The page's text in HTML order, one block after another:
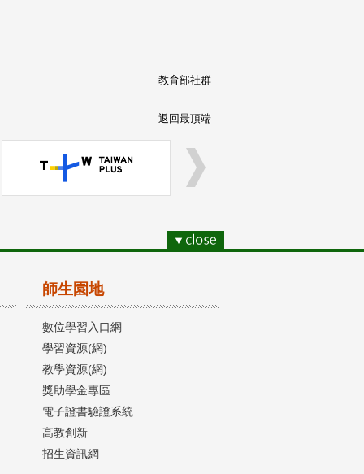
教育部社群
返回最頂端
師生園地
數位學習入口網
學習資源(網)
教學資源(網)
獎助學金專區
電子證書驗證系統
高教創新
招生資訊網